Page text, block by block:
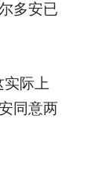
多安已
际上
同意两